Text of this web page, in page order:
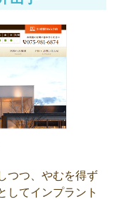
つつ、やむを得ず
してインプラント